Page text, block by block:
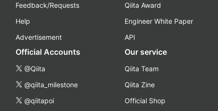
Feedback/Requests
Help
Advertisement
Qiita Award
Engineer White Paper
API
Official Accounts
@Qiita
@qiita_milestone
@qiitapoi
Our service
Qiita Team
Qiita Zine
Official Shop